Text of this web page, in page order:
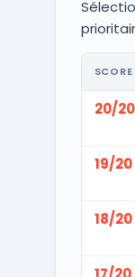
SCORE
20/20
19/20
18/20